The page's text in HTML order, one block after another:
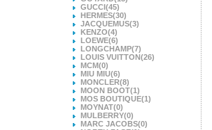
GUCCI(45)
HERMES(30)
JACQUEMUS(3)
KENZO(4)
LOEWE(6)
LONGCHAMP(7)
LOUIS VUITTON(26)
MCM(0)
MIU MIU(6)
MONCLER(8)
MOON BOOT(1)
MOS BOUTIQUE(1)
MOYNAT(0)
MULBERRY(0)
MARC JACOBS(0)